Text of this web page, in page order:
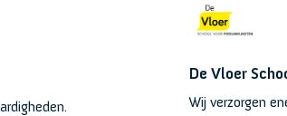
De Vloer
Wij verzorgen